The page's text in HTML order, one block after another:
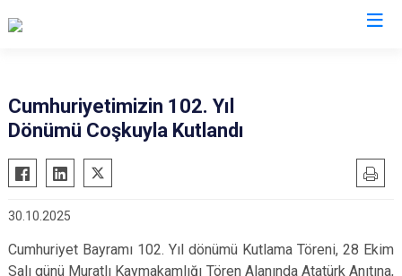
Çerkezköy
Çorlu
Malkara
Marmaraereğlisi
Saray
Kapaklı
Cumhuriyetimizin 102. Yıl
Dönümü Coşkuyla Kutlandı
30.10.2025
Cumhuriyet Bayramı 102. Yıl dönümü Kutlama Töreni, 28 Ekim
Salı günü Muratlı Kaymakamlığı Tören Alanında Atatürk Anıtına,